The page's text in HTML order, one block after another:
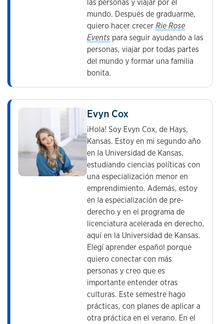
las personas y viajar por el
mundo. Después de graduarme,
quiero hacer crecerRie Rose
Events para seguir ayudando a las
personas, viajar por todas partes
del mundo y formar una familia
bonita.
Evyn Cox
¡Hola! Soy Evyn Cox, de Hays,
Kansas. Estoy en mi segundo año
en la Universidad de Kansas,
estudiando ciencias políticas con
una especialización menor en
emprendimiento. Además, estoy
en la especialización de pre-
derecho y en el programa de
licenciatura acelerada en derecho,
aquí en la Universidad de Kansas.
Elegí aprender español porque
quiero conectar con más
personas y creo que es
importante entender otras
culturas. Este semestre hago
prácticas, con planes de aplicar a
otra práctica en el verano. En el